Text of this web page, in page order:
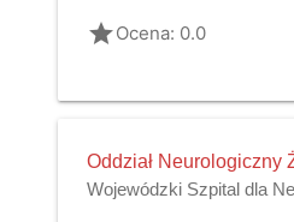
gradeOcena: 0.0
Oddział Neurologiczny
Wojewódzki Szpital dla